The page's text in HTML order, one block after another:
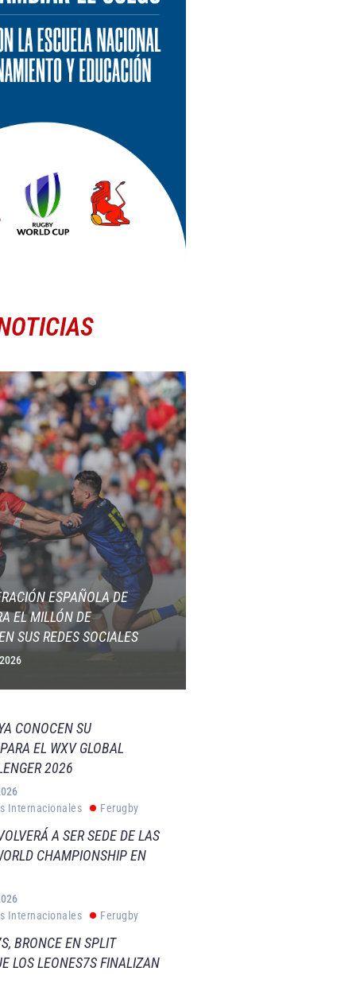
ESPAÑOLA DE
EL MILLÓN DE
SUS REDES SOCIALES
CONOCEN SU
EL WXV GLOBAL
2026
Internacionales
Ferugby
A SER SEDE DE LAS
CHAMPIONSHIP EN
Internacionales
Ferugby
BRONCE EN SPLIT
LOS LEONES7S FINALIZAN